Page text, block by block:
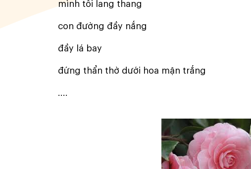
mình tôi lang thang
con đường đầy nắng
đầy lá bay
đứng thẩn thờ dưới hoa mận trắng
....